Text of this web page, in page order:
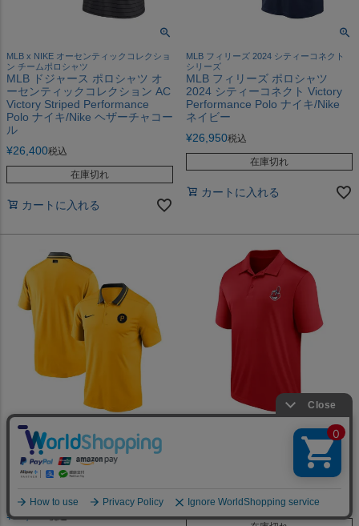
MLB x NIKE オーセンティックコレクショ
ン チームポロシャツ
MLB ドジャース ポロシャツ オ
ーセンティックコレクション AC
Victory Striped Performance
Polo ナイキ/Nike ヘザーチャコー
ル
¥26,400税込
在庫切れ
カートに入れる
MLB フィリーズ 2024 シティーコネクト
シリーズ
MLB フィリーズ ポロシャツ
2024 シティーコネクト Victory
Performance Polo ナイキ/Nike
ネイビー
¥26,950税込
在庫切れ
カートに入れる
MLB パイレーツ シティーコネクトシリー
MLB パイレーツ 2023 シティー
コネクト Knit Performance Polo
¥23,100税込
MLB x Majestic 廃盤のワフー酋長シリー
MLB インディアンス ワフー酋長
¥27,500税込